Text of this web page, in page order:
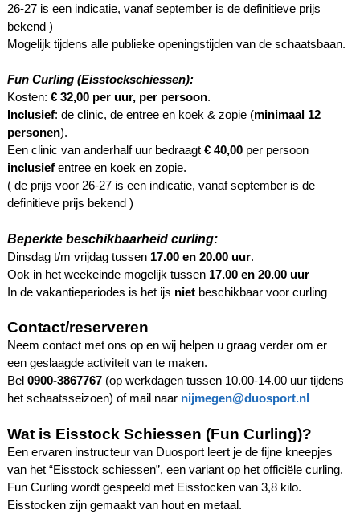
26-27 is een indicatie, vanaf september is de definitieve prijs
bekend )
Mogelijk tijdens alle publieke openingstijden van de schaatsbaan.
Fun Curling (Eisstockschiessen):
Kosten: € 32,00 per uur, per persoon.
Inclusief: de clinic, de entree en koek & zopie (minimaal 12
personen).
Een clinic van anderhalf uur bedraagt € 40,00per persoon
inclusiefentree en koek en zopie.
( de prijs voor 26-27 is een indicatie, vanaf september is de
definitieve prijs bekend )
Beperkte beschikbaarheid curling:
Dinsdag t/m vrijdag tussen 17.00 en 20.00 uur.
Ook in het weekeinde mogelijk tussen 17.00 en 20.00 uur
In de vakantieperiodes is het ijs nietbeschikbaar voor curling
Contact/reserveren
Neem contact met ons op en wij helpen u graag verder om er
een geslaagde activiteit van te maken.
Bel 0900-3867767(op werkdagen tussen 10.00-14.00 uur tijdens
het schaatsseizoen) of mail naar nijmegen@duosport.nl
Wat is Eisstock Schiessen (Fun Curling)?
Een ervaren instructeur van Duosport leert je de fijne kneepjes
van het “Eisstock schiessen”, een variant op het officiële curling.
Fun Curling wordt gespeeld met Eisstocken van 3,8 kilo.
Eisstocken zijn gemaakt van hout en metaal.